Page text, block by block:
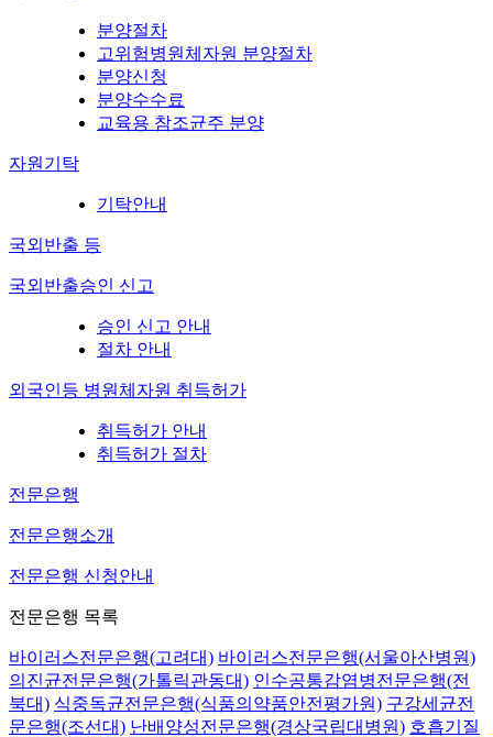
분양절차
고위험병원체자원 분양절차
분양신청
분양수수료
교육용 참조균주 분양
자원기탁
기탁안내
국외반출 등
국외반출승인 신고
승인 신고 안내
절차 안내
외국인등 병원체자원 취득허가
취득허가 안내
취득허가 절차
전문은행
전문은행소개
전문은행 신청안내
전문은행 목록
바이러스전문은행(고려대) 바이러스전문은행(서울아산병원)
의진균전문은행(가톨릭관동대) 인수공통감염병전문은행(전
북대) 식중독균전문은행(식품의약품안전평가원) 구강세균전
문은행(조선대) 난배양성전문은행(경상국립대병원) 호흡기질